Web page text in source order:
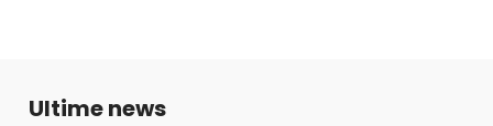
Ultime news